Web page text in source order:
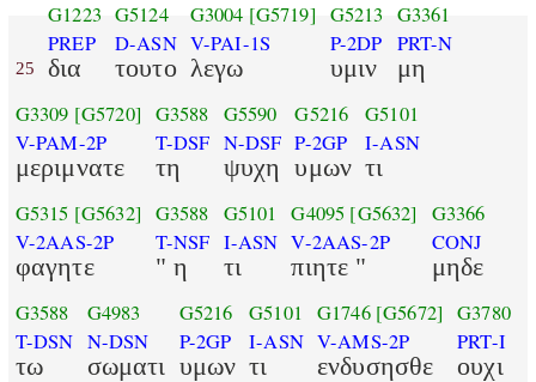
25
G1223
PREP
δια
G5124
D-ASN
τουτο
G3004 [G5719]
V-PAI-1S
λεγω
G5213
P-2DP
υμιν
G3361
PRT-N
μη
G3309 [G5720]
V-PAM-2P
μεριμνατε
G3588
T-DSF
τη
G5590
N-DSF
ψυχη
G5216
P-2GP
υμων
G5101
I-ASN
τι
G5315 [G5632]
V-2AAS-2P
φαγητε
G3588
T-NSF
" η
G5101
I-ASN
τι
G4095 [G5632]
V-2AAS-2P
πιητε "
G3366
CONJ
μηδε
G3588
T-DSN
τω
G4983
N-DSN
σωματι
G5216
P-2GP
υμων
G5101
I-ASN
τι
G1746 [G5672]
V-AMS-2P
ενδυσησθε
G3780
PRT-I
ουχι